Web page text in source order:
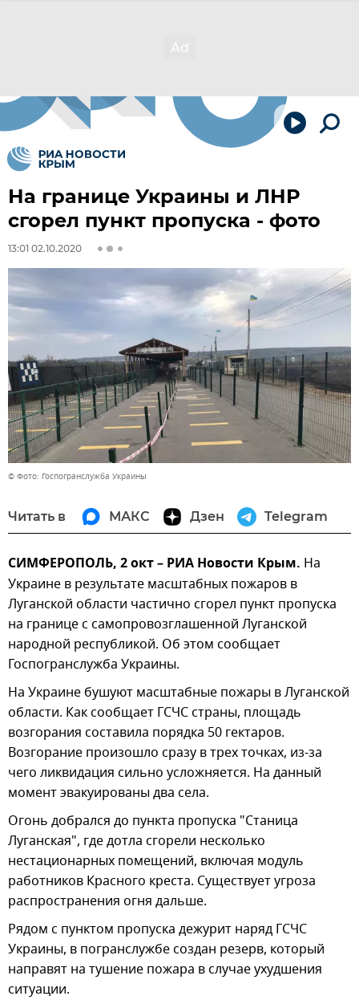
На границе Украины и ЛНР
сгорел пункт пропуска - фото
13:01 02.10.2020
© Фото: Госпогранслужба Украины
Читать в МАКС Дзен Telegram
СИМФЕРОПОЛЬ, 2 окт – РИА Новости Крым. На
Украине в результате масштабных пожаров в
Луганской области частично сгорел пункт пропуска
на границе с самопровозглашенной Луганской
народной республикой. Об этом сообщает
Госпогранслужба Украины.
На Украине бушуют масштабные пожары в Луганской
области. Как сообщает ГСЧС страны, площадь
возгорания составила порядка 50 гектаров.
Возгорание произошло сразу в трех точках, из-за
чего ликвидация сильно усложняется. На данный
момент эвакуированы два села.
Огонь добрался до пункта пропуска "Станица
Луганская", где дотла сгорели несколько
нестационарных помещений, включая модуль
работников Красного креста. Существует угроза
распространения огня дальше.
Рядом с пунктом пропуска дежурит наряд ГСЧС
Украины, в погранслужбе создан резерв, который
направят на тушение пожара в случае ухудшения
ситуации.